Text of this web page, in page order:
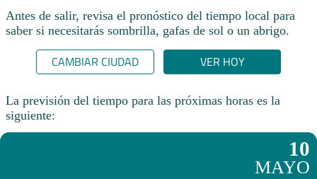
Antes de salir, revisa el pronóstico del tiempo local para
saber si necesitarás sombrilla, gafas de sol o un abrigo.
CAMBIAR CIUDAD VER HOY
La previsión del tiempo para las próximas horas es la
siguiente:
10
MAYO